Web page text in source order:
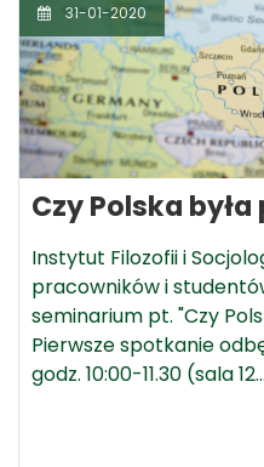
31-01-2020
Czy Polska
Instytut Filozofii i
pracowników i
seminarium pt. "Czy
Pierwsze spotkanie
godz. 10:00-11.30 (sala 12…